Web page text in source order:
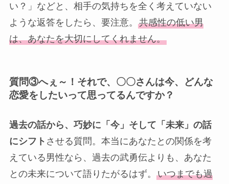
い？」などと、相手の気持ちを全く考えていない
ような返答をしたら、要注意。 共感性の低い男
は、あなたを大切にしてくれません。
質問③へぇ～！それで、〇〇さんは今、どんな
恋愛をしたいって思ってるんですか？
過去の話から、巧妙に「今」そして「未来」の話
にシフト させる質問。本当にあなたとの関係を考
えている男性なら、過去の武勇伝よりも、あなた
との未来について語りたがるはず。 いつまでも過